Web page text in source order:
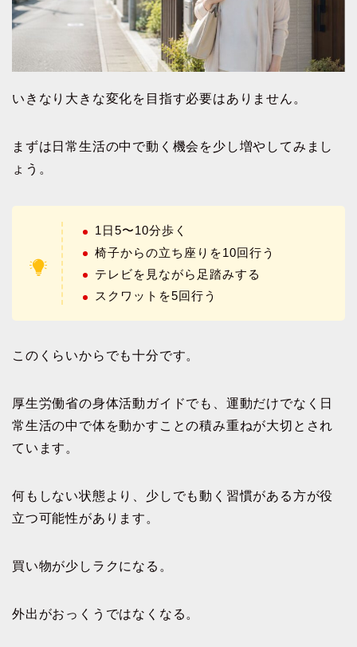
いきなり大きな変化を目指す必要はありません。
まずは日常生活の中で動く機会を少し増やしてみまし
ょう。
1日5〜10分歩く
椅子からの立ち座りを10回行う
テレビを見ながら足踏みする
スクワットを5回行う
このくらいからでも十分です。
厚生労働省の身体活動ガイドでも、運動だけでなく日
常生活の中で体を動かすことの積み重ねが大切とされ
ています。
何もしない状態より、少しでも動く習慣がある方が役
立つ可能性があります。
買い物が少しラクになる。
外出がおっくうではなくなる。